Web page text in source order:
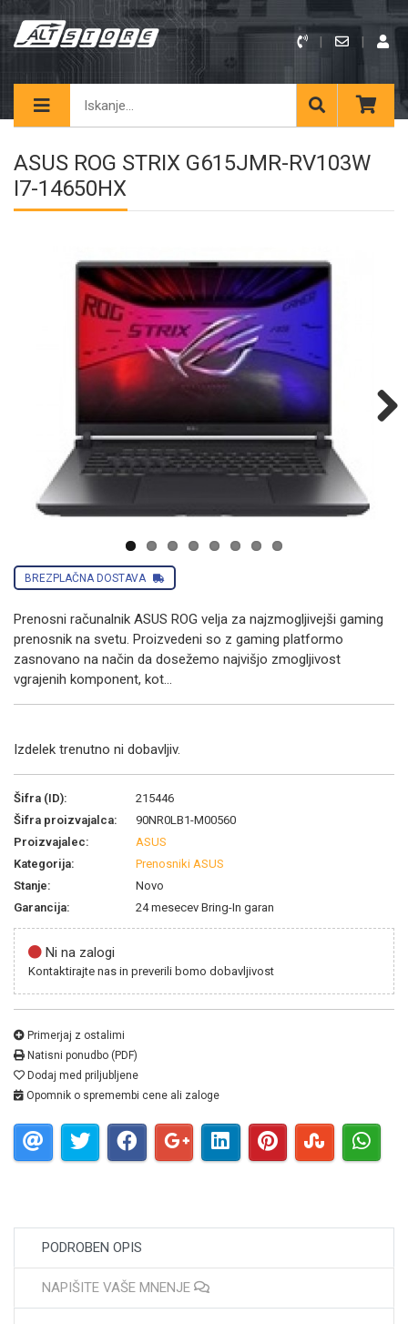
ASUS ROG STRIX G615JMR-RV103W
I7-14650HX
BREZPLAČNA DOSTAVA
Prenosni računalnik ASUS ROG velja za najzmogljivejši gaming
prenosnik na svetu. Proizvedeni so z gaming platformo
zasnovano na način da dosežemo najvišjo zmogljivost
vgrajenih komponent, kot...
Izdelek trenutno ni dobavljiv.
Šifra (ID):
215446
Šifra proizvajalca:
90NR0LB1-M00560
Proizvajalec:
ASUS
Kategorija:
Prenosniki ASUS
Stanje:
Novo
Garancija:
24 mesecev Bring-In garan
Ni na zalogi
Kontaktirajte nas in preverili bomo dobavljivost
Primerjaj z ostalimi
Natisni ponudbo (PDF)
Dodaj med priljubljene
Opomnik o spremembi cene ali zaloge
PODROBEN OPIS
NAPIŠITE VAŠE MNENJE